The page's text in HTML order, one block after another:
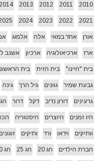
2010
2011
2012
2013
2014
2021
2022
2023
2024
אורן אחד במאי אלה אלמוג
ארז ארכיאולוגיה ארכיון אשנב
בית "חיינו" בית הזית בית
גבעת שמיר גוונים גיל הרך גינה
גרעינים דורון נדיב דקל דרור
היו זמנים היוצרים היסטוריה
וותיקים וידאו ורד ותיקים
חברת הילדים חג 20 חג 25 חג 40